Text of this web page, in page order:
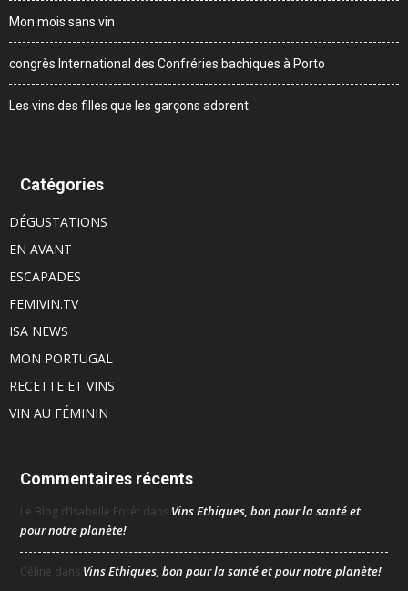
Mon mois sans vin
congrès International des Confréries bachiques à Porto
Les vins des filles que les garçons adorent
Catégories
DÉGUSTATIONS
EN AVANT
ESCAPADES
FEMIVIN.TV
ISA NEWS
MON PORTUGAL
RECETTE ET VINS
VIN AU FÉMININ
Commentaires récents
Le Blog d’Isabelle Forêt dans Vins Ethiques, bon pour la santé et
pour notre planète!
Céline dans Vins Ethiques, bon pour la santé et pour notre planète!